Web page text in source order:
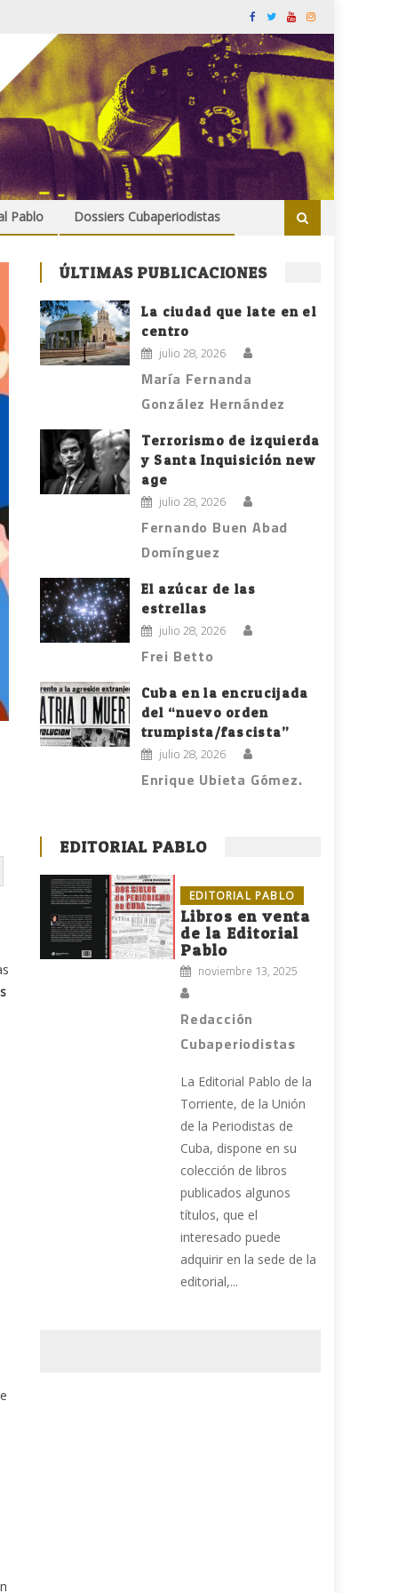
Pablo Dossiers Cubaperiodistas
ÚLTIMAS PUBLICACIONES
La ciudad que late en el
centro
julio 28, 2026
María Fernanda
González Hernández
Terrorismo de izquierda
y Santa Inquisición new
age
julio 28, 2026
Fernando Buen Abad
Domínguez
El azúcar de las
estrellas
julio 28, 2026
Frei Betto
Cuba en la encrucijada
del “nuevo orden
trumpista/fascista”
julio 28, 2026
Enrique Ubieta Gómez.
EDITORIAL PABLO
EDITORIAL PABLO
Libros en venta
de la Editorial
Pablo
noviembre 13, 2025
Redacción
Cubaperiodistas
La Editorial Pablo de la
Torriente, de la Unión
de la Periodistas de
Cuba, dispone en su
colección de libros
publicados algunos
títulos, que el
interesado puede
adquirir en la sede de la
editorial,...